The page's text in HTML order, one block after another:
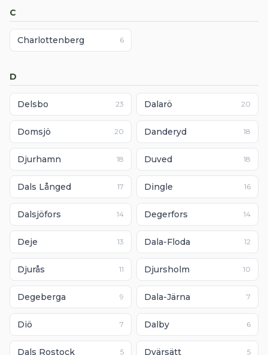
C
Charlottenberg 6
D
Delsbo 23 Dalarö 20
Domsjö 20 Danderyd 18
Djurhamn 18 Duved 18
Dals Långed 17 Dingle 16
Dalsjöfors 14 Degerfors 14
Deje 13 Dala-Floda 12
Djurås 11 Djursholm 10
Degeberga 9 Dala-Järna 7
Diö 7 Dalby 6
Dals Rostock 5 Dvärsätt 5